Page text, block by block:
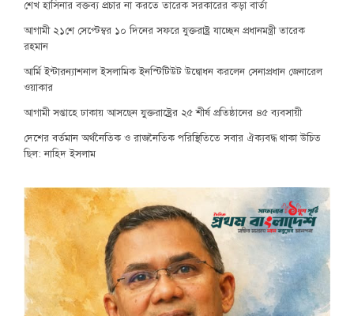
শেখ হাসিনার বক্তব্য প্রচার না করতে তারেক সরকারের কড়া বার্তা
আগামী ২১শে সেপ্টেম্বর ১০ দিনের সফরে যুক্তরাষ্ট্র যাচ্ছেন প্রধানমন্ত্রী তারেক
রহমান
আর্মি ইন্টারন্যাশনাল ইসলামিক ইনস্টিটিউট উদ্বোধন করলেন সেনাপ্রধান জেনারেল
ওয়াকার
আগামী সপ্তাহে ঢাকায় আসছেন যুক্তরাষ্ট্রের ২৫ শীর্ষ প্রতিষ্ঠানের ৪৫ ব্যবসায়ী
দেশের বর্তমান অর্থনৈতিক ও রাজনৈতিক পরিস্থিতিতে সবার ঐক্যবদ্ধ থাকা উচিত
ছিল: নাহিদ ইসলাম